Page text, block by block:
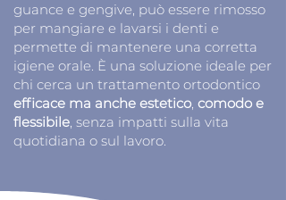
guance e gengive, può essere rimosso
per mangiare e lavarsi i denti e
permette di mantenere una corretta
igiene orale. È una soluzione ideale per
chi cerca un trattamento ortodontico
efficace ma anche estetico, comodo e
flessibile, senza impatti sulla vita
quotidiana o sul lavoro.